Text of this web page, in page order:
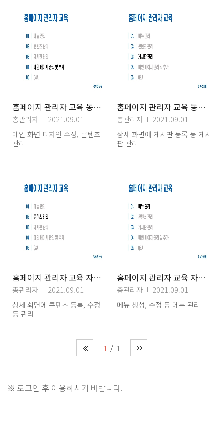
홈페이지 관리자 교육 동영상 자료(4) 메인페이지관리
총관리자
2021.09.01
메인 화면 디자인 수정, 콘텐츠
관리
홈페이지 관리자 교육 동영상 자료(3) 게시판관리
총관리자
2021.09.01
상세 화면에 게시판 등록 등 게시
판 관리
홈페이지 관리자 교육 자료(2) 콘텐츠관리
총관리자
2021.09.01
상세 화면에 콘텐츠 등록, 수정
등 관리
홈페이지 관리자 교육 자료(1) 메뉴관리
총관리자
2021.09.01
메뉴 생성, 수정 등 메뉴 관리
1 1
※ 로그인 후 이용하시기 바랍니다.